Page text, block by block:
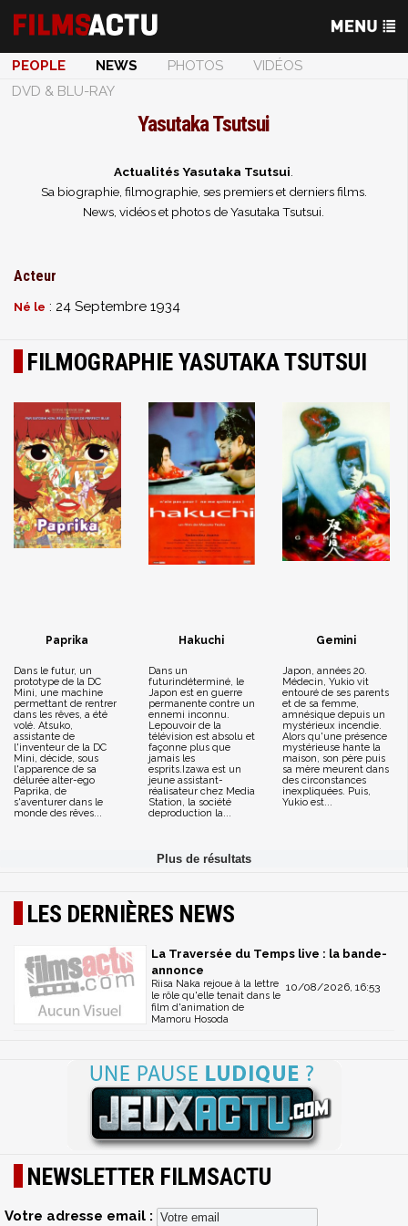
PEOPLE NEWS PHOTOS
VIDÉOS
DVD & BLU-RAY
Yasutaka Tsutsui
Actualités Yasutaka Tsutsui
Sa biographie, filmographie, ses premiers et derniers films.
News, vidéos et photos de Yasutaka Tsutsui.
Acteur
Né le : 24 Septembre 1934
FILMOGRAPHIE YASUTAKA TSUTSUI
Paprika
Dans le futur, un
prototype de la DC
Mini, une machine
permettant de rentrer
dans les rêves, a été
volé. Atsuko,
assistante de
l'inventeur de la DC
Mini, décide, sous
l'apparence de sa
délurée alter-ego
Paprika, de
s'aventurer dans le
monde des rêves...
Hakuchi
Dans un
futurindéterminé, le
Japon est en guerre
permanente contre un
ennemi inconnu.
Lepouvoir de la
télévision est absolu et
façonne plus que
jamais les
esprits.Izawa est un
jeune assistant-
réalisateur chez Media
Station, la société
deproduction la...
Gemini
Japon, années 20.
Médecin, Yukio vit
entouré de ses parents
et de sa femme,
amnésique depuis un
mystérieux incendie.
Alors qu'une présence
mystérieuse hante la
maison, son père puis
sa mère meurent dans
des circonstances
inexpliquées. Puis,
Yukio est...
LES DERNIÈRES NEWS
La Traversée du Temps live : la bande-
annonce
10/08/2026, 16:53
Riisa Naka rejoue à la lettre
le rôle qu'elle tenait dans le
film d'animation de
Mamoru Hosoda
NEWSLETTER FILMSACTU
Votre adresse email :